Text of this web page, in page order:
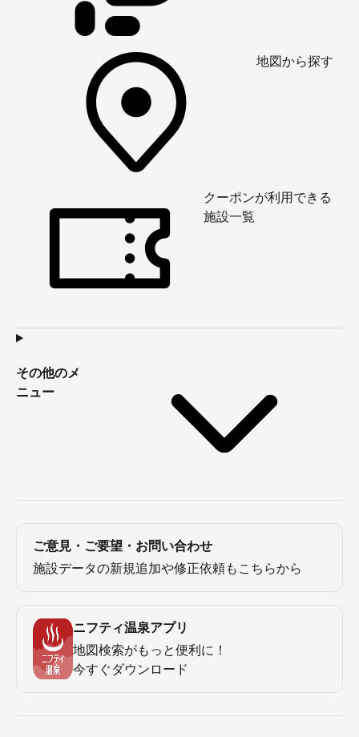
地図から探す
クーポンが利用できる
施設一覧
その他のメ
ニュー
ご意見・ご要望・お問い合わせ
施設データの新規追加や修正依頼もこちらから
ニフティ温泉アプリ
地図検索がもっと便利に！
今すぐダウンロード